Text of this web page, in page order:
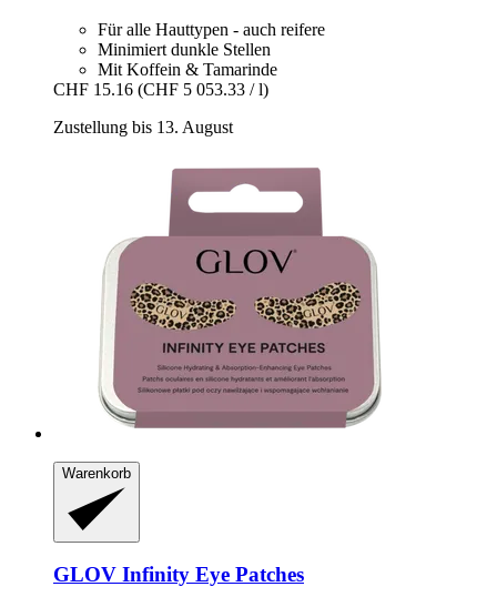
Für alle Hauttypen - auch reifere
Minimiert dunkle Stellen
Mit Koffein & Tamarinde
CHF 15.16 (CHF 5 053.33 / l)
Zustellung bis 13. August
Warenkorb
GLOV Infinity Eye Patches